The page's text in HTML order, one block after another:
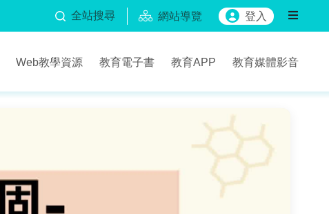
全站搜尋 網站導覽 登入
Web教學資源 教育電子書 教育APP 教育媒體影音